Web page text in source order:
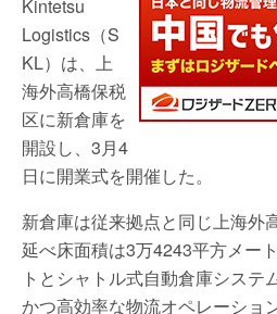
Kintetsu
Logistics（S
KL）は、上
海外高橋保税
区に新倉庫を
開設し、3月4
日に開業式を開催した。
新倉庫は従来拠点と同じ上海外
延べ床面積は3万4243平方メー
トとシャトル式自動倉庫システ
かつ高効率な物流オペレーショ